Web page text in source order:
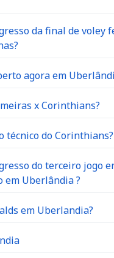
da final de voley
agora em
x Corinthians?
técnico do Corinthians?
do terceiro jogo
em Uberlândia ?
em Uberlandia?